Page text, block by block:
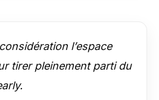
l’espace
tirer pleinement parti du